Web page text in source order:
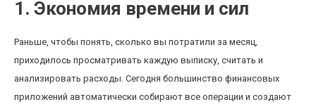
1. Экономия времени и сил
Раньше, чтобы понять, сколько вы потратили за месяц,
приходилось просматривать каждую выписку, считать и
анализировать расходы. Сегодня большинство финансовых
приложений автоматически собирают все операции и создают